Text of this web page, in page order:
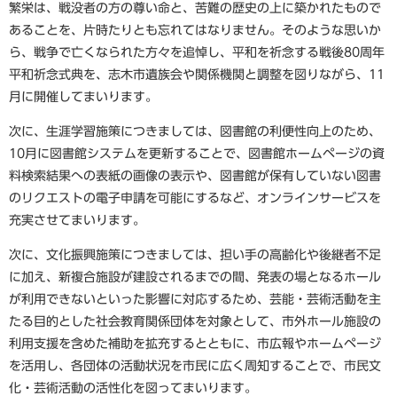
繁栄は、戦没者の方の尊い命と、苦難の歴史の上に築かれたもので
あることを、片時たりとも忘れてはなりません。そのような思いか
ら、戦争で亡くなられた方々を追悼し、平和を祈念する戦後80周年
平和祈念式典を、志木市遺族会や関係機関と調整を図りながら、11
月に開催してまいります。
次に、生涯学習施策につきましては、図書館の利便性向上のため、
10月に図書館システムを更新することで、図書館ホームページの資
料検索結果への表紙の画像の表示や、図書館が保有していない図書
のリクエストの電子申請を可能にするなど、オンラインサービスを
充実させてまいります。
次に、文化振興施策につきましては、担い手の高齢化や後継者不足
に加え、新複合施設が建設されるまでの間、発表の場となるホール
が利用できないといった影響に対応するため、芸能・芸術活動を主
たる目的とした社会教育関係団体を対象として、市外ホール施設の
利用支援を含めた補助を拡充するとともに、市広報やホームページ
を活用し、各団体の活動状況を市民に広く周知することで、市民文
化・芸術活動の活性化を図ってまいります。